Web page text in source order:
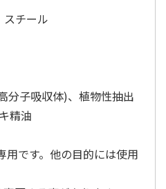
無添加良品 カムカ
ムデンタルコーン
470円 120円
チール
分子吸収体)、植物性抽出
精油
用です。他の目的には使用